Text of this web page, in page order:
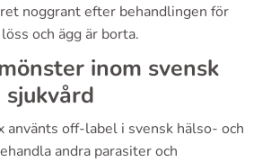
noggrant efter behandlingen för
och ägg är borta.
inom svensk
använts off-label i svensk hälso- och
andra parasiter och